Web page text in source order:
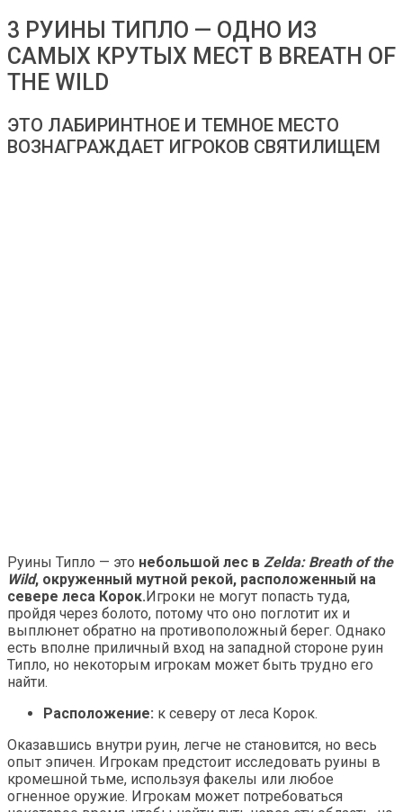
3 РУИНЫ ТИПЛО — ОДНО ИЗ
САМЫХ КРУТЫХ МЕСТ В BREATH OF
THE WILD
ЭТО ЛАБИРИНТНОЕ И ТЕМНОЕ МЕСТО
ВОЗНАГРАЖДАЕТ ИГРОКОВ СВЯТИЛИЩЕМ
Руины Типло — это небольшой лес в Zelda: Breath of the
Wild, окруженный мутной рекой, расположенный на
севере леса Корок.Игроки не могут попасть туда,
пройдя через болото, потому что оно поглотит их и
выплюнет обратно на противоположный берег. Однако
есть вполне приличный вход на западной стороне руин
Типло, но некоторым игрокам может быть трудно его
найти.
Расположение: к северу от леса Корок.
Оказавшись внутри руин, легче не становится, но весь
опыт эпичен. Игрокам предстоит исследовать руины в
кромешной тьме, используя факелы или любое
огненное оружие. Игрокам может потребоваться